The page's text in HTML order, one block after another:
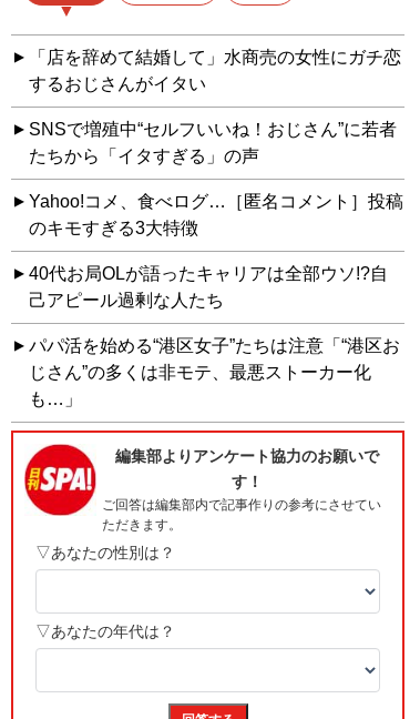
「店を辞めて結婚して」水商売の女性にガチ恋
するおじさんがイタい
SNSで増殖中“セルフいいね！おじさん”に若者
たちから「イタすぎる」の声
Yahoo!コメ、食べログ…［匿名コメント］投稿
のキモすぎる3大特徴
40代お局OLが語ったキャリアは全部ウソ!?自
己アピール過剰な人たち
パパ活を始める“港区女子”たちは注意「“港区お
じさん”の多くは非モテ、最悪ストーカー化
も…」